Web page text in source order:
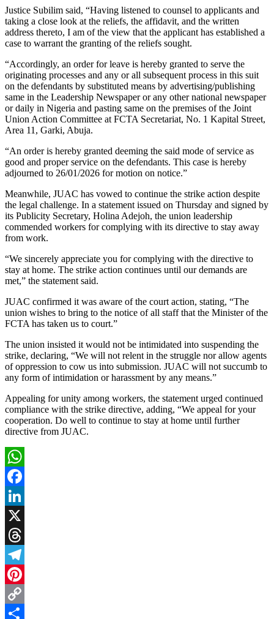
Justice Subilim said, “Having listened to counsel to applicants and
taking a close look at the reliefs, the affidavit, and the written
address thereto, I am of the view that the applicant has established a
case to warrant the granting of the reliefs sought.
“Accordingly, an order for leave is hereby granted to serve the
originating processes and any or all subsequent process in this suit
on the defendants by substituted means by advertising/publishing
same in the Leadership Newspaper or any other national newspaper
or daily in Nigeria and pasting same on the premises of the Joint
Union Action Committee at FCTA Secretariat, No. 1 Kapital Street,
Area 11, Garki, Abuja.
“An order is hereby granted deeming the said mode of service as
good and proper service on the defendants. This case is hereby
adjourned to 26/01/2026 for motion on notice.”
Meanwhile, JUAC has vowed to continue the strike action despite
the legal challenge. In a statement issued on Thursday and signed by
its Publicity Secretary, Holina Adejoh, the union leadership
commended workers for complying with its directive to stay away
from work.
“We sincerely appreciate you for complying with the directive to
stay at home. The strike action continues until our demands are
met,” the statement said.
JUAC confirmed it was aware of the court action, stating, “The
union wishes to bring to the notice of all staff that the Minister of the
FCTA has taken us to court.”
The union insisted it would not be intimidated into suspending the
strike, declaring, “We will not relent in the struggle nor allow agents
of oppression to cow us into submission. JUAC will not succumb to
any form of intimidation or harassment by any means.”
Appealing for unity among workers, the statement urged continued
compliance with the strike directive, adding, “We appeal for your
cooperation. Do well to continue to stay at home until further
directive from JUAC.
WhatsApp
Facebook
LinkedIn
X
Threads
Telegram
Pinterest
Copy